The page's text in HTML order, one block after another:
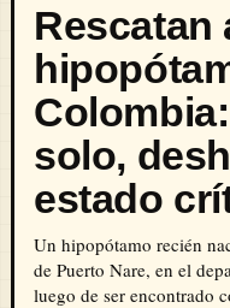
Rescatan
solo,
estado
Un hipopótamo recién
de Puerto Nare, en el
luego de ser encontrado